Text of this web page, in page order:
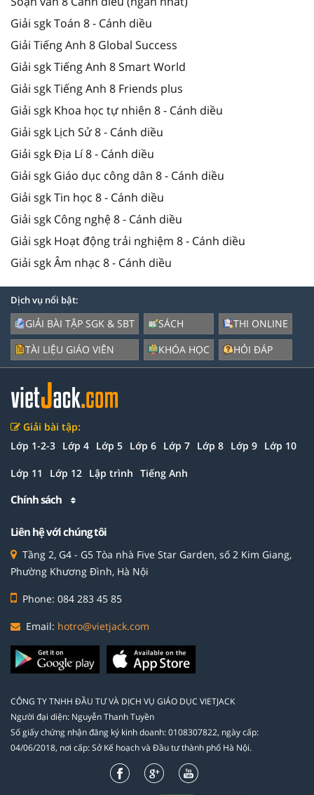
Giải sgk Toán 8 - Cánh diều
Giải Tiếng Anh 8 Global Success
Giải sgk Tiếng Anh 8 Smart World
Giải sgk Tiếng Anh 8 Friends plus
Giải sgk Khoa học tự nhiên 8 - Cánh diều
Giải sgk Lịch Sử 8 - Cánh diều
Giải sgk Địa Lí 8 - Cánh diều
Giải sgk Giáo dục công dân 8 - Cánh diều
Giải sgk Tin học 8 - Cánh diều
Giải sgk Công nghệ 8 - Cánh diều
Giải sgk Hoạt động trải nghiệm 8 - Cánh diều
Giải sgk Âm nhạc 8 - Cánh diều
Dịch vụ nổi bật:
GIẢI BÀI TẬP SGK & SBT
TÀI LIỆU GIÁO VIÊN
SÁCH
KHÓA HỌC
THI ONLINE
HỎI ĐÁP
Giải bài tập:
Lớp 1-2-3 Lớp 4 Lớp 5 Lớp 6 Lớp 7 Lớp 8 Lớp 9 Lớp 10
Lớp 11 Lớp 12 Lập trình Tiếng Anh
Chính sách
Liên hệ với chúng tôi
Tầng 2, G4 - G5 Tòa nhà Five Star Garden, số 2 Kim Giang,
Phường Khương Đình, Hà Nội
Phone: 084 283 45 85
Email: hotro@vietjack.com
CÔNG TY TNHH ĐẦU TƯ VÀ DỊCH VỤ GIÁO DỤC VIETJACK
Người đại diện: Nguyễn Thanh Tuyền
Số giấy chứng nhận đăng ký kinh doanh: 0108307822, ngày cấp:
04/06/2018, nơi cấp: Sở Kế hoạch và Đầu tư thành phố Hà Nội.